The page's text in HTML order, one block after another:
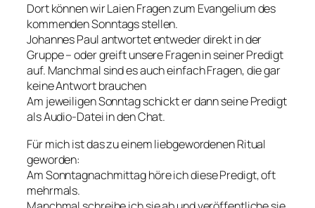
Dort können wir Laien Fragen zum Evangelium des
kommenden Sonntags stellen.
Johannes Paul antwortet entweder direkt in der
Gruppe – oder greift unsere Fragen in seiner Predigt
auf. Manchmal sind es auch einfach Fragen, die gar
keine Antwort brauchen
Am jeweiligen Sonntag schickt er dann seine Predigt
als Audio-Datei in den Chat.
Für mich ist das zu einem liebgewordenen Ritual
geworden:
Am Sonntagnachmittag höre ich diese Predigt, oft
mehrmals.